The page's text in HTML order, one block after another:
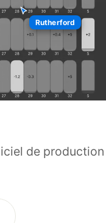
Rutherford
de production